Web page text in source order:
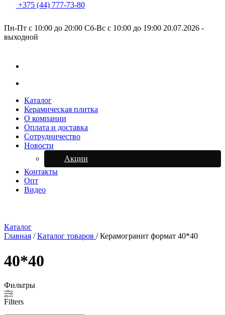
+375 (44) 777-73-80
Пн-Пт с 10:00 до 20:00 Сб-Вс с 10:00 до 19:00 20.07.2026 -
выходной
Каталог
Керамическая плитка
О компании
Оплата и доставка
Сотрудничество
Новости
Акции
Контакты
Опт
Видео
Каталог
Главная / Каталог товаров /Керамогранит формат 40*40
40*40
Фильтры
Filters